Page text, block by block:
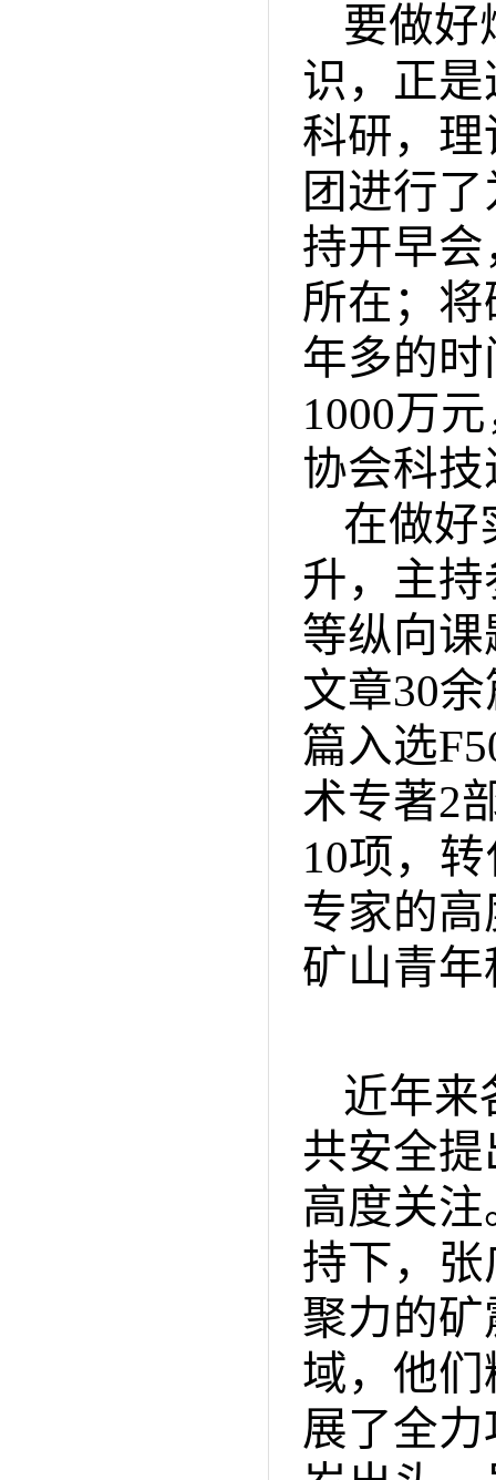
要做好
识，正
科研，
团进行
持开早
所在；
年多的
1000万
协会科
在做好
升，主
等纵向课
文章30余
篇入选
术专著2
10项，转
专家的
矿山青
近年来
共安全
高度关
持下，
聚力的
域，他
展了全